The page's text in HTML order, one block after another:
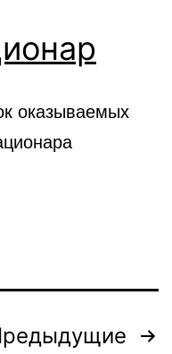
оказываемых